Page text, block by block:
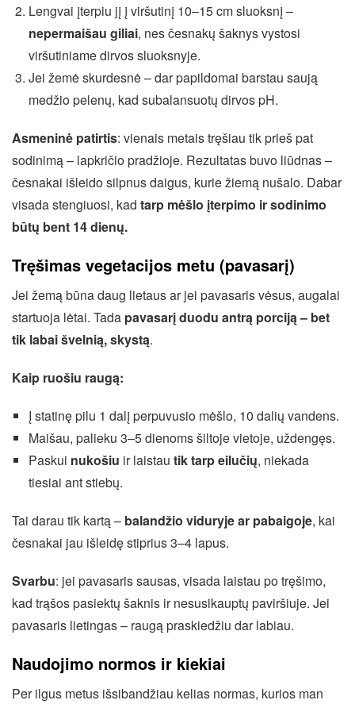
Lengvai įterpiu jį į viršutinį 10–15 cm sluoksnį –
nepermaišau giliai, nes česnakų šaknys vystosi
viršutiniame dirvos sluoksnyje.
Jei žemė skurdesnė – dar papildomai barstau saują
medžio pelenų, kad subalansuotų dirvos pH.
Asmeninė patirtis: vienais metais tręšiau tik prieš pat
sodinimą – lapkričio pradžioje. Rezultatas buvo liūdnas –
česnakai išleido silpnus daigus, kurie žiemą nušalo. Dabar
visada stengiuosi, kad tarp mėšlo įterpimo ir sodinimo
būtų bent 14 dienų.
Tręšimas vegetacijos metu (pavasarį)
Jei žemą būna daug lietaus ar jei pavasaris vėsus, augalai
startuoja lėtai. Tada pavasarį duodu antrą porciją – bet
tik labai švelnią, skystą.
Kaip ruošiu raugą:
Į statinę pilu 1 dalį perpuvusio mėšlo, 10 dalių vandens.
Maišau, palieku 3–5 dienoms šiltoje vietoje, uždengęs.
Paskui nukošiu ir laistau tik tarp eilučių, niekada
tiesiai ant stiebų.
Tai darau tik kartą – balandžio viduryje ar pabaigoje, kai
česnakai jau išleidę stiprius 3–4 lapus.
Svarbu: jei pavasaris sausas, visada laistau po tręšimo,
kad trąšos pasiektų šaknis ir nesusikauptų paviršiuje. Jei
pavasaris lietingas – raugą praskiedžiu dar labiau.
Naudojimo normos ir kiekiai
Per ilgus metus išsibandžiau kelias normas, kurios man